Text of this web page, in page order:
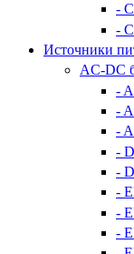
-
-
Источники
AC-DC
-
-
-
-
-
-
-
-